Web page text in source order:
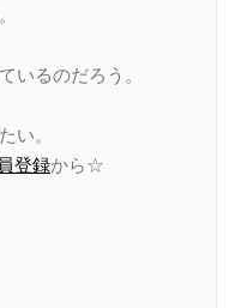
いるのだろう。
い。
登録から☆